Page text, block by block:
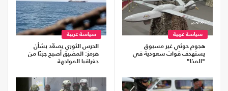
سياسة عربية
هجوم حوثي غير مسبوق
يستهدف قوات سعودية في
"المخا"
سياسة عربية
الحرس الثوري يصعّد بشأن
هرمز: المضيق أصبح جزءًا من
جغرافيا المواجهة